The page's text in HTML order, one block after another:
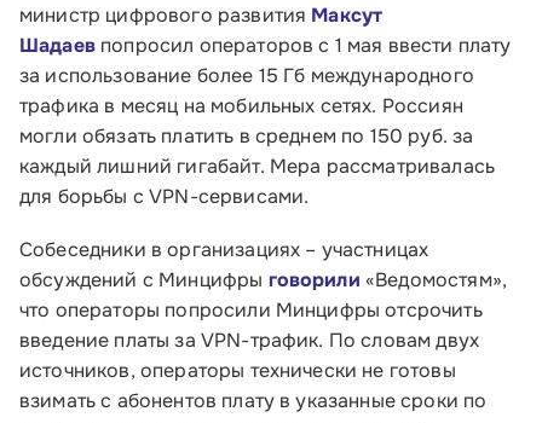
Малому и среднему бизнесу
Банкам и финансовым организациям
Инфраструктуре поддержки
министр цифрового развития Максут
Шадаевпопросил операторов с 1 мая ввести плату
за использование более 15 Гб международного
трафика в месяц на мобильных сетях. Россиян
могли обязать платить в среднем по 150 руб. за
каждый лишний гигабайт. Мера рассматривалась
для борьбы с VPN-сервисами.
Собеседники в организациях – участницах
обсуждений с Минцифры говорили «Ведомостям»,
что операторы попросили Минцифры отсрочить
введение платы за VPN-трафик. По словам двух
источников, операторы технически не готовы
взимать с абонентов плату в указанные сроки по